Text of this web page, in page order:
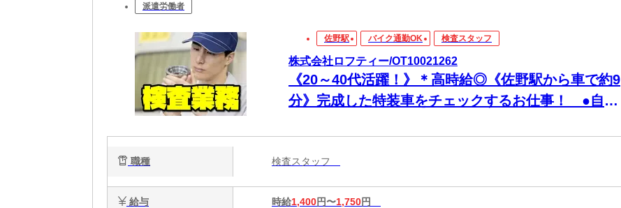
派遣労働者
佐野駅 バイク通勤OK 検査スタッフ
株式会社ロフティー/OT10021262
《20～40代活躍！》＊高時給◎《佐野駅から車で約9
分》完成した特装車をチェックするお仕事！ ●自動
職種 検査スタッフ
給与 時給1,400円〜1,750円